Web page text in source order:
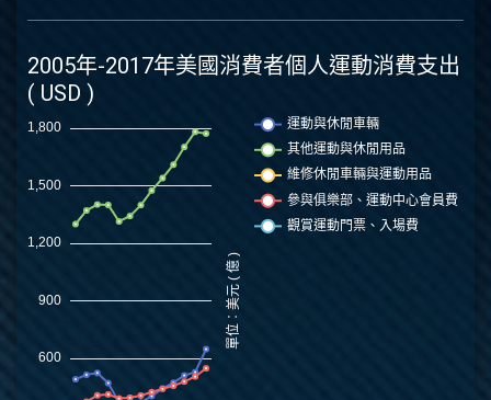
2005年-2017年美國消費者個人運動消費支出
( USD )